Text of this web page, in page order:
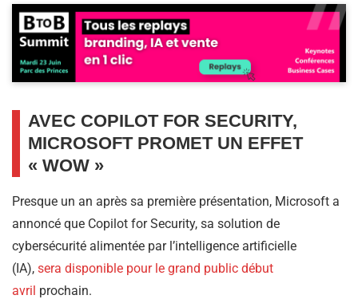
AVEC COPILOT FOR SECURITY,
MICROSOFT PROMET UN EFFET
« WOW »
Presque un an après sa première présentation, Microsoft a
annoncé que Copilot for Security, sa solution de
cybersécurité alimentée par l’intelligence artificielle
(IA), sera disponible pour le grand public début
avril prochain.